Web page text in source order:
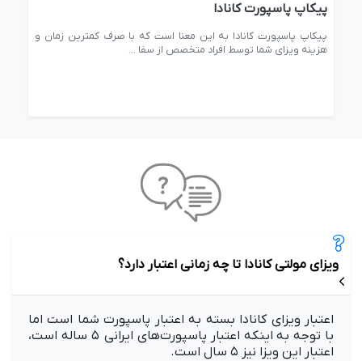
پیکاپ پاسپورت کانادا
پیکاپ پاسپورت کانادا به این معنا است که با صرف کمترین زمان و
هزینه ویزای شما توسط افراد متخصص از سفا ...
ویزای مولتی کانادا تا چه زمانی اعتبار دارد؟
اعتبار ویزای کانادا بسته به اعتبار پاسپورت شما است اما
با توجه به اینکه اعتبار پاسپورت‌های ایرانی ۵ ساله است،
اعتبار این ویزا نیز ۵ سال است.